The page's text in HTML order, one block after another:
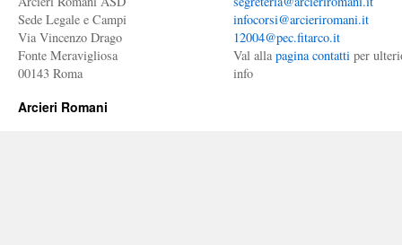
Sede Legale e Campi
Via Vincenzo Drago
Fonte Meravigliosa
00143 Roma
infocorsi@arcieriromani.it
12004@pec.fitarco.it
Val alla pagina contatti per
info
Arcieri Romani